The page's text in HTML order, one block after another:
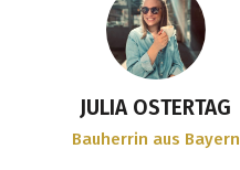
JULIA OSTERTAG
Bauherrin aus Bayern